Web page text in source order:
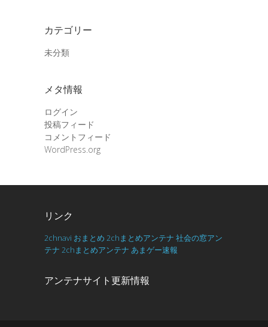
カテゴリー
未分類
メタ情報
ログイン
投稿フィード
コメントフィード
WordPress.org
リンク
2chnavi おまとめ 2chまとめアンテナ 社会の窓アン
テナ 2chまとめアンテナ あまゲー速報
アンテナサイト更新情報